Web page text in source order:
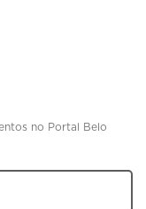
no Portal Belo